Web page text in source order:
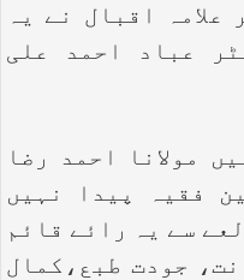
اقبال نے یہ
عباد احمد علی
مولانا احمد رضا
فقیہ پیدا نہیں
سے یہ رائے قائم
جودت طبع،کمال